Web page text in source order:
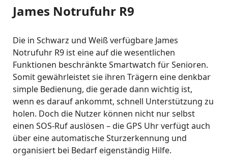
James Notrufuhr R9
Die in Schwarz und Weiß verfügbare James
Notrufuhr R9 ist eine auf die wesentlichen
Funktionen beschränkte Smartwatch für Senioren.
Somit gewährleistet sie ihren Trägern eine denkbar
simple Bedienung, die gerade dann wichtig ist,
wenn es darauf ankommt, schnell Unterstützung zu
holen. Doch die Nutzer können nicht nur selbst
einen SOS-Ruf auslösen – die GPS Uhr verfügt auch
über eine automatische Sturzerkennung und
organisiert bei Bedarf eigenständig Hilfe.